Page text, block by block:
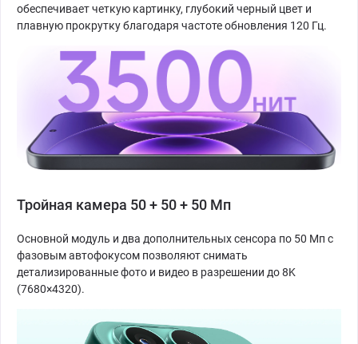
обеспечивает четкую картинку, глубокий черный цвет и
плавную прокрутку благодаря частоте обновления 120 Гц.
Тройная камера 50 + 50 + 50 Мп
Основной модуль и два дополнительных сенсора по 50 Мп с
фазовым автофокусом позволяют снимать
детализированные фото и видео в разрешении до 8K
(7680×4320).